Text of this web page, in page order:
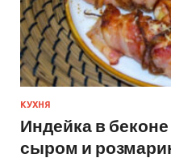
КУХНЯ
Индейка в
сыром и